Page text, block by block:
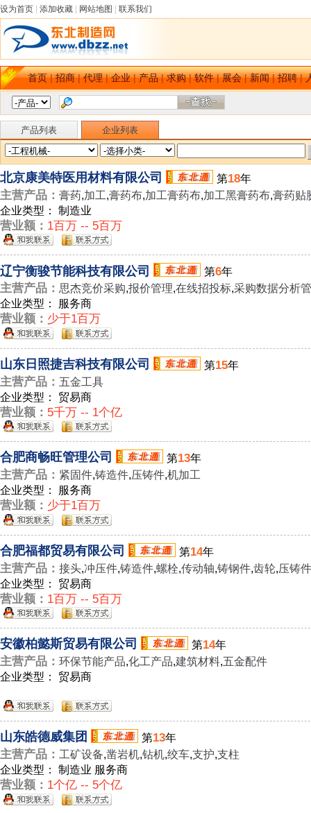
设为首页 添加收藏 网站地图 联系我们
首页|招商|代理|企业|产品|求购|软件|展会|新闻|招聘|
产品列表 企业列表
北京康美特医用材料有限公司 第18年
主营产品： 膏药,加工,膏药布,加工膏药布,加工黑膏药布,膏药贴
企业类型： 制造业
营业额： 1百万 -- 5百万
辽宁衡骏节能科技有限公司 第6年
主营产品： 思杰竞价采购,报价管理,在线招投标,采购数据分析
企业类型： 服务商
营业额： 少于1百万
山东日照捷吉科技有限公司 第15年
主营产品： 五金工具
企业类型： 贸易商
营业额： 5千万 -- 1个亿
合肥商畅旺管理公司 第13年
主营产品： 紧固件,铸造件,压铸件,机加工
企业类型： 服务商
营业额： 少于1百万
合肥福都贸易有限公司 第14年
主营产品： 接头,冲压件,铸造件,螺栓,传动轴,铸钢件,齿轮,压铸件
企业类型： 贸易商
营业额： 1百万 -- 5百万
安徽柏懿斯贸易有限公司 第14年
主营产品： 环保节能产品,化工产品,建筑材料,五金配件
企业类型： 贸易商
山东皓德威集团 第13年
主营产品： 工矿设备,凿岩机,钻机,绞车,支护,支柱
企业类型： 制造业 服务商
营业额： 1个亿 -- 5个亿